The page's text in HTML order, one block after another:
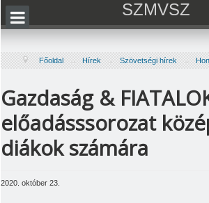
SZMVSZ
Főoldal → Hírek → Szövetségi hírek →
Gazdaság &
előadásssorozat
diákok számára
2020. október 23.